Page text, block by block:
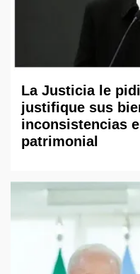
La Justicia le
justifique sus
inconsistencias
patrimonial